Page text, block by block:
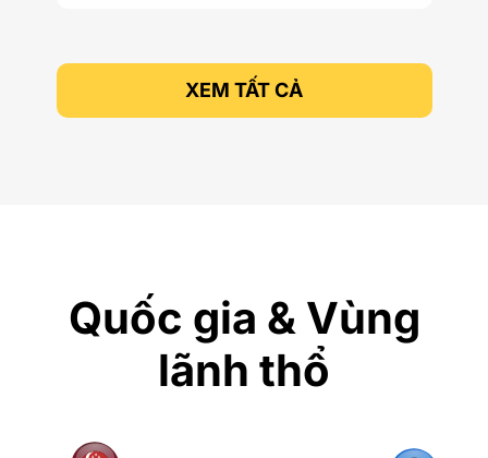
XEM TẤT CẢ
Quốc gia & Vùng
lãnh thổ